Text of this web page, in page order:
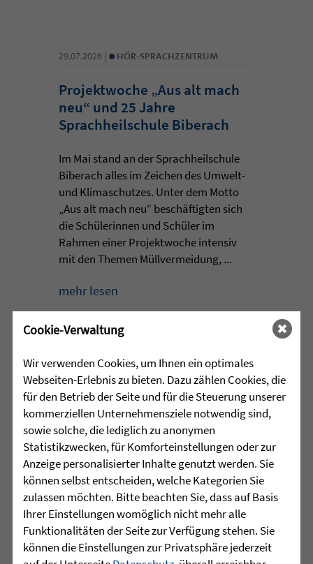
29.07.2026 | • HÖR-SPRACHZENTRUM
Projektwoche „Aus alt mach
neu“ und 25 Jahre
Sprachheilschule Biberach
Im Mai stand an der Sprachheilschule
Biberach alles im Zeichen des Umwelt-
und Klimaschutzes. Unter dem Motto
„Aus alt mach neu“ beschäftigten sich
die Schülerinnen und Schüler im
Rahmen einer Projektwoche intensiv
mit den Themen Müllvermeidung, ...
mehr lesen
29.07.2026 | • HÖR-SPRACHZENTRUM
Mutmurmeln und
Rechenmäuse - auf geht´s in
die Schulzeit
Am Mittwoch, 27.07.26 verabschiedete
das Team des Schulkindergartens der
Leopoldschule in Altshausen die
Vorschüler mit einer bunten und
emotionalen ...
mehr lesen
Cookie-Verwaltung
Wir verwenden Cookies, um Ihnen ein optimales
Webseiten-Erlebnis zu bieten. Dazu zählen Cookies, die
für den Betrieb der Seite und für die Steuerung unserer
kommerziellen Unternehmensziele notwendig sind,
sowie solche, die lediglich zu anonymen
Statistikzwecken, für Komforteinstellungen oder zur
Anzeige personalisierter Inhalte genutzt werden. Sie
können selbst entscheiden, welche Kategorien Sie
zulassen möchten. Bitte beachten Sie, dass auf Basis
Ihrer Einstellungen womöglich nicht mehr alle
Funktionalitäten der Seite zur Verfügung stehen. Sie
können die Einstellungen zur Privatsphäre jederzeit